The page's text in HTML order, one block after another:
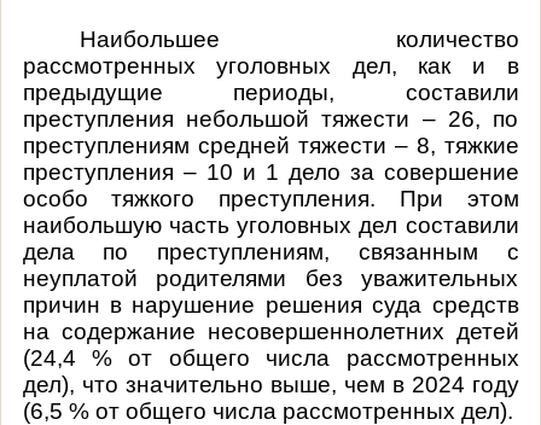
Наибольшее количество
рассмотренных уголовных дел, как и в
предыдущие периоды, составили
преступления небольшой тяжести – 26, по
преступлениям средней тяжести – 8, тяжкие
преступления – 10 и 1 дело за совершение
особо тяжкого преступления. При этом
наибольшую часть уголовных дел составили
дела по преступлениям, связанным с
неуплатой родителями без уважительных
причин в нарушение решения суда средств
на содержание несовершеннолетних детей
(24,4 % от общего числа рассмотренных
дел), что значительно выше, чем в 2024 году
(6,5 % от общего числа рассмотренных дел).